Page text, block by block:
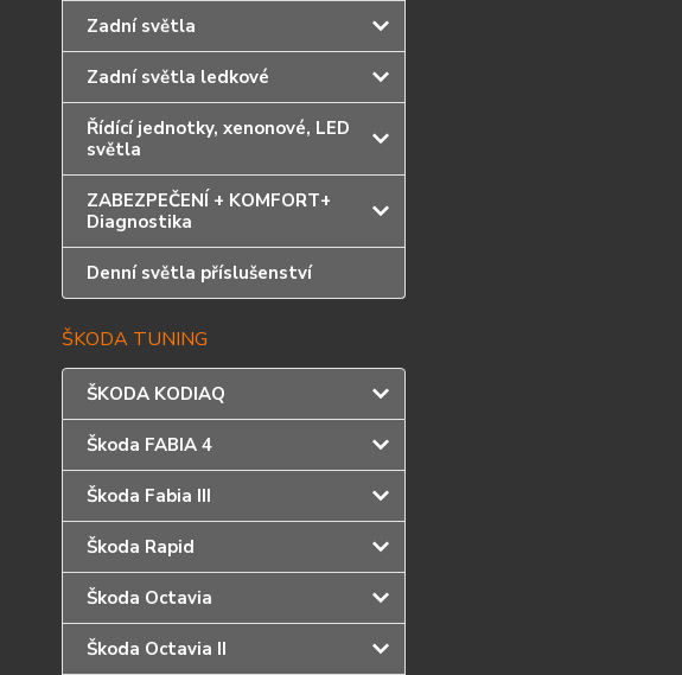
Zadní světla
Zadní světla ledkové
Řídící jednotky, xenonové, LED
světla
ZABEZPEČENÍ + KOMFORT+
Diagnostika
Denní světla příslušenství
ŠKODA TUNING
ŠKODA KODIAQ
Škoda FABIA 4
Škoda Fabia III
Škoda Rapid
Škoda Octavia
Škoda Octavia II